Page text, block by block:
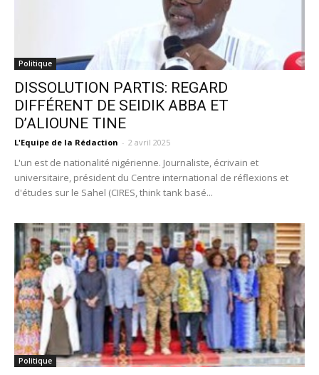
Politique
DISSOLUTION PARTIS: REGARD
DIFFÉRENT DE SEIDIK ABBA ET
D’ALIOUNE TINE
L'Equipe de la Rédaction - 2 avril 2025
L'un est de nationalité nigérienne. Journaliste, écrivain et
universitaire, président du Centre international de réflexions et
d'études sur le Sahel (CIRES, think tank basé...
Politique